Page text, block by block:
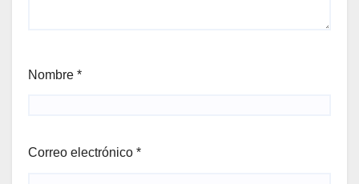
Nombre *
Correo electrónico *